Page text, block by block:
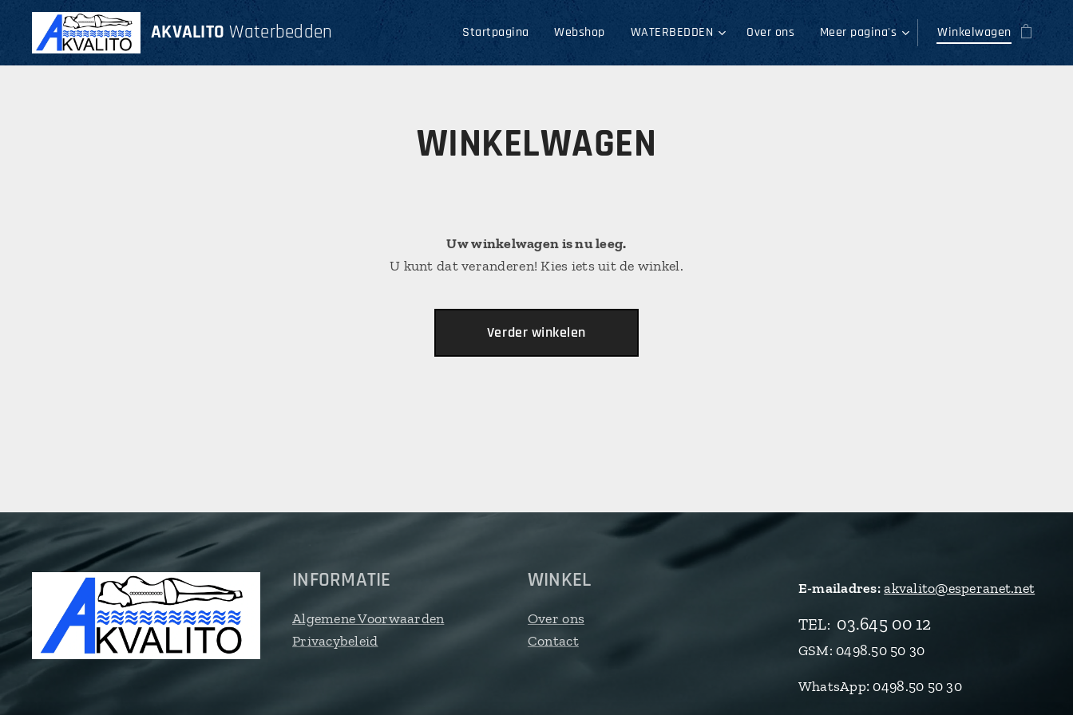
AKVALITO Waterbedden Startpagina Webshop WATERBEDDEN Over ons Meer pagina's Winkelwagen
WINKELWAGEN
Uw winkelwagen is nu leeg.
U kunt dat veranderen! Kies iets uit de winkel.
Verder winkelen
INFORMATIE
Algemene Voorwaarden
Privacybeleid
WINKEL
Over ons
Contact
E-mailadres:akvalito@esperanet.net
TEL: 03.645 00 12
GSM: 0498.50 50 30
WhatsApp:0498.50 50 30